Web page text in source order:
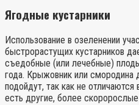
Ягодные кустарники
Использование в озеленении
быстрорастущих кустарников
съедобные (или лечебные)
года. Крыжовник или смородина
подойдут, так как не
есть другие, более